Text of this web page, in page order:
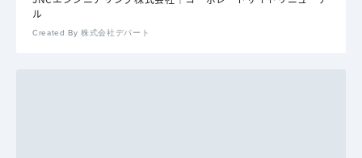
ル
Created By 株式会社デパート